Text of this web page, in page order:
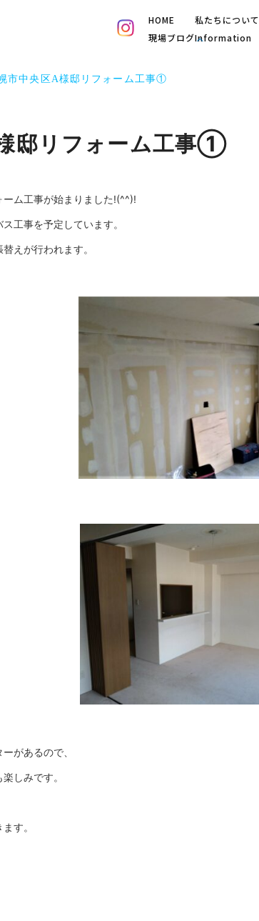
HOME
現場ブログ
私たちについて
Information
市中央区A様邸リフォーム工事①
邸リフォーム工事①
ム工事が始まりました!(^^)!
工事を予定しています。
えが行われます。
があるので、
しみです。
す。